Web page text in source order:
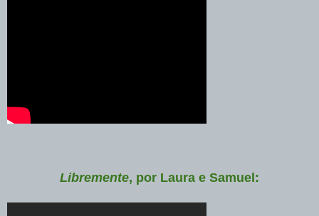
Libremente, por Laura e Samuel: